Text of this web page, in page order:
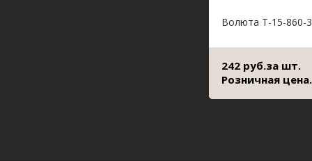
Волюта Т-15-860-
242 руб.за шт.
Розничная цена.